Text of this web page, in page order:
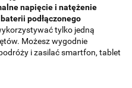
napięcie i natężenie
podłączonego
tylko jedną
Możesz wygodnie
i zasilać smartfon, tablet